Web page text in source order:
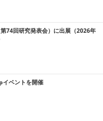
74回研究発表会）に出展（2026年
イベントを開催